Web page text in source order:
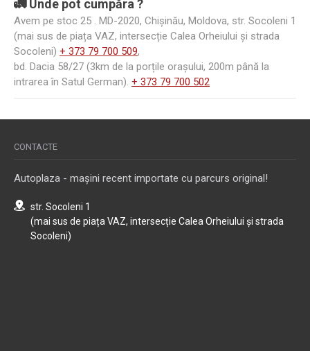
🚛 Unde pot cumpăra ?
Avem pe stoc 25 . MD-2020, Chișinău, Moldova, str. Socoleni 1
(mai sus de piața VAZ, intersecție Calea Orheiului și strada
Socoleni) + 373 79 700 509,
bd. Dacia 58/27 (3km de la porțile orașului, 200m până la
intrarea în Satul German). + 373 79 700 502
CONTACTE
Autoplaza - mașini recent importate cu parcurs original!
str. Socoleni 1
(mai sus de piața VAZ, intersecție Calea Orheiului și strada
Socoleni)